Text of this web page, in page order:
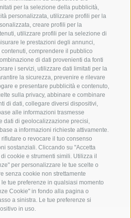
per la selezione della pubblicità,
personalizzata, utilizzare profili per la
creare profili per la
utilizzare profili per la selezione di
le prestazioni degli annunci,
comprendere il pubblico
di dati provenienti da fonti
i servizi, utilizzare dati limitati per la
la sicurezza, prevenire e rilevare
e presentare pubblicità e contenuto,
sulla privacy, abbinare e combinare
di dati, collegare diversi dispositivi,
alle informazioni trasmesse
dati di geolocalizzazione precisi,
a informazioni richieste attivamente.
o revocare il tuo consenso
sostanziali. Cliccando su "Accetta
cookie e strumenti simili. Utilizza il
per personalizzare le tue scelte o
senza cookie non strettamente
tue preferenze in qualsiasi momento
Cookie" in fondo alla pagina o
a sinistra. Le tue preferenze si
in uso.